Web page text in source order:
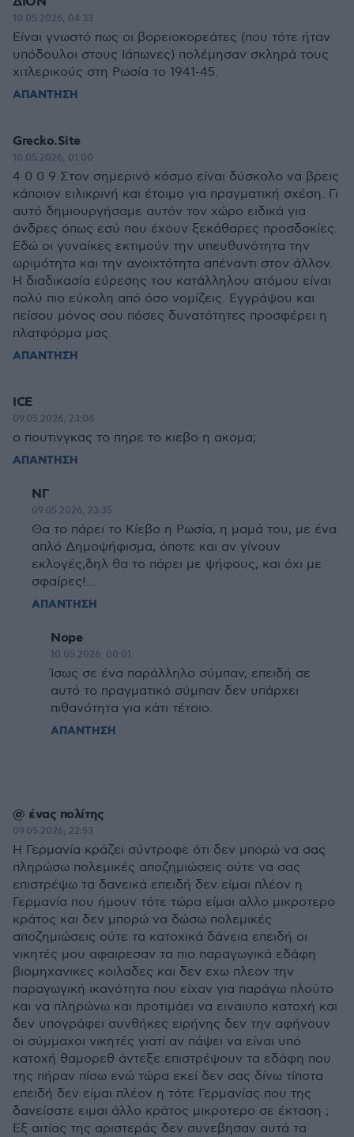
10.05.2026, 04:33
Είναι γνωστό πως οι βορειοκορεάτες (που τότε ήταν
υπόδουλοι στους Ιάπωνες) πολέμησαν σκληρά τους
χιτλερικούς στη Ρωσία το 1941-45.
ΑΠΑΝΤΗΣΗ
Grecko.Site
10.05.2026, 01:00
4 0 0 9 Στον σημερινό κόσμο είναι δύσκολο να βρεις
κάποιον ειλικρινή και έτοιμο για πραγματική σχέση. Γι
αυτό δημιουργήσαμε αυτόν τον χώρο ειδικά για
άνδρες όπως εσύ που έχουν ξεκάθαρες προσδοκίες.
Εδώ οι γυναίκες εκτιμούν την υπευθυνότητα την
ωριμότητα και την ανοιχτότητα απέναντι στον άλλον.
Η διαδικασία εύρεσης του κατάλληλου ατόμου είναι
πολύ πιο εύκολη από όσο νομίζεις. Εγγράψου και
πείσου μόνος σου πόσες δυνατότητες προσφέρει η
πλατφόρμα μας.
ΑΠΑΝΤΗΣΗ
ICE
09.05.2026, 23:06
ο πουτινγκας το πηρε το κιεβο η ακομα;
ΑΠΑΝΤΗΣΗ
ΝΓ
09.05.2026, 23:35
Θα το πάρει το Κίεβο η Ρωσία, η μαμά του, με ένα
απλό Δημοψήφισμα, όποτε και αν γίνουν
εκλογές,δηλ θα το πάρει με ψήφους, και όχι με
σφαίρες!...
ΑΠΑΝΤΗΣΗ
Nope
10.05.2026, 00:01
Ίσως σε ένα παράλληλο σύμπαν, επειδή σε
αυτό το πραγματικό σύμπαν δεν υπάρχει
πιθανότητα για κάτι τέτοιο.
ΑΠΑΝΤΗΣΗ
@ ένας πολίτης
09.05.2026, 22:53
Η Γερμανία κράζει σύντροφε ότι δεν μπορώ να σας
πληρώσω πολεμικές αποζημιώσεις ούτε να σας
επιστρέψω τα δανεικά επειδή δεν είμαι πλέον η
Γερμανία που ήμουν τότε τώρα είμαι αλλο μικροτερο
κράτος και δεν μπορώ να δώσω πολεμικές
αποζημιώσεις ούτε τα κατοχικά δάνεια επειδή οι
νικητές μου αφαιρεσαν τα πιο παραγωγικά εδάφη
βιομηχανικες κοιλαδες και δεν εχω πλεον την
παραγωγική ικανότητα που είχαν για παράγω πλούτο
και να πληρώνω και προτιμάει να ειναιυπο κατοχή και
δεν υπογράφει συνθήκες ειρήνης δεν την αφήνουν
οι σύμμαχοι νικητές γιατί αν πάψει να είναι υπό
κατοχή θαμορεθ άντεξε επιστρέψουν τα εδάφη που
της πήραν πίσω ενώ τώρα εκεί δεν σας δίνω τίποτα
επειδή δεν είμαι πλέον η τότε Γερμανίας που της
δανείσατε ειμαι άλλο κράτος μικροτερο σε έκταση ;
Εξ αιτίας της αριστεράς δεν συνεβησαν αυτά τα